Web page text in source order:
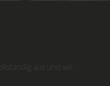
aus und wir